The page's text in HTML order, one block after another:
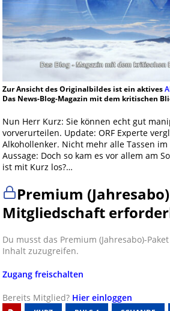
Zur Ansicht des Originalbildes ist ein aktives
Das News-Blog-Magazin mit dem kritischen
Nun Herr Kurz: Sie können echt gut
vorverurteilen. Update: ORF Experte
Alkohollenker. Nicht mehr alle Tassen im
Aussage: Doch so kam es vor allem am
ist mit Kurz los?…
Premium (Jahresabo)
Mitgliedschaft
Du musst das Premium (Jahresabo)-
Inhalt zuzugreifen.
Zugang freischalten
Bereits Mitglied? Hier einloggen